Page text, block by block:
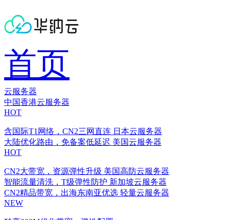
首页
云服务器
中国香港云服务器
HOT
含国际T1网络，CN2三网直连 日本云服务器
大陆优化路由，免备案低延迟 美国云服务器
HOT
CN2大带宽，资源弹性升级 美国高防云服务器
智能流量清洗，T级弹性防护 新加坡云服务器
CN2精品带宽，出海东南亚优选 轻量云服务器
NEW